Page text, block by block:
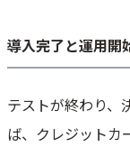
導入完了と運用開
テストが終わり、
ば、クレジットカ